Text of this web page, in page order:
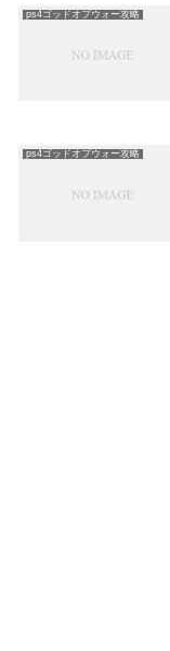
ps4ゴッドオブウォー攻略
ps4ゴッドオブウォー攻略